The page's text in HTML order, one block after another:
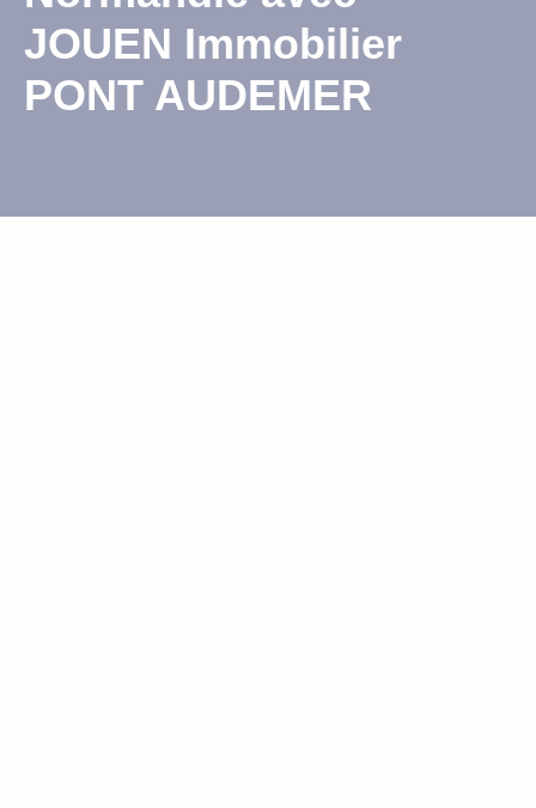
JOUEN Immobilier
PONT AUDEMER